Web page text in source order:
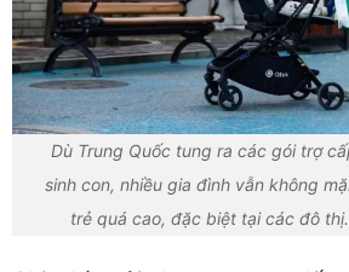
Dù Trung Quốc tung ra các gói trợ
sinh con, nhiều gia đình vẫn không
trẻ quá cao, đặc biệt tại các đô